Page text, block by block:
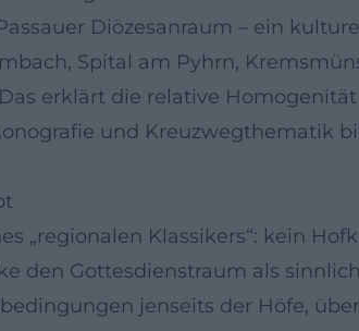
Diözesanraum – ein
Spital am Pyhrn,
erklärt die relative
und Kreuzwegthematik
„regionalen Klassikers“: kein
den Gottesdienstraum als
jenseits der Höfe,